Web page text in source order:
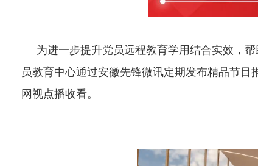
为进一步提升党员远程教育学用结合实效，帮
员教育中心通过安徽先锋微讯定期发布精品节
网视点播收看。